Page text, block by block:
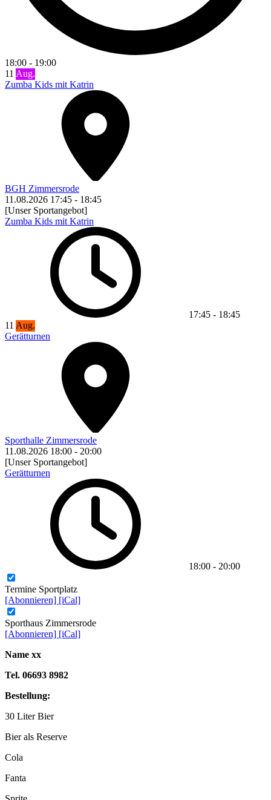
18:00 - 19:00
11 Aug.
Zumba Kids mit Katrin
BGH Zimmersrode
11.08.2026 17:45 - 18:45
[Unser Sportangebot]
Zumba Kids mit Katrin
17:45 - 18:45
11 Aug.
Gerätturnen
Sporthalle Zimmersrode
11.08.2026 18:00 - 20:00
[Unser Sportangebot]
Gerätturnen
18:00 - 20:00
Termine Sportplatz
[Abonnieren] [iCal]
Sporthaus Zimmersrode
[Abonnieren] [iCal]
Name xx
Tel. 06693 8982
Bestellung:
30 Liter Bier
Bier als Reserve
Cola
Fanta